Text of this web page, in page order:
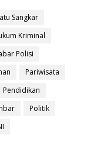
Sangkar
Kriminal
Polisi
Pariwisata
Pendidikan
Politik